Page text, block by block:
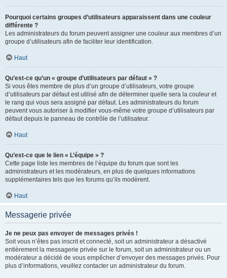
Pourquoi certains groupes d’utilisateurs apparaissent dans une couleur
différente ?
Les administrateurs du forum peuvent assigner une couleur aux membres d’un
groupe d’utilisateurs afin de faciliter leur identification.
Haut
Qu’est-ce qu’un « groupe d’utilisateurs par défaut » ?
Si vous êtes membre de plus d’un groupe d’utilisateurs, votre groupe
d’utilisateurs par défaut est utilisé afin de déterminer quelle sera la couleur et
le rang qui vous sera assigné par défaut. Les administrateurs du forum
peuvent vous autoriser à modifier vous-même votre groupe d’utilisateurs par
défaut depuis le panneau de contrôle de l’utilisateur.
Haut
Qu’est-ce que le lien « L’équipe » ?
Cette page liste les membres de l’équipe du forum que sont les
administrateurs et les modérateurs, en plus de quelques informations
supplémentaires tels que les forums qu’ils modèrent.
Haut
Messagerie privée
Je ne peux pas envoyer de messages privés !
Soit vous n’êtes pas inscrit et connecté, soit un administrateur a désactivé
entièrement la messagerie privée sur le forum, soit un administrateur ou un
modérateur a décidé de vous empêcher d’envoyer des messages privés. Pour
plus d’informations, veuillez contacter un administrateur du forum.